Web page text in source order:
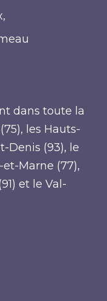
dans toute la
les Hauts-
Denis (93), le
Marne (77),
et le Val-